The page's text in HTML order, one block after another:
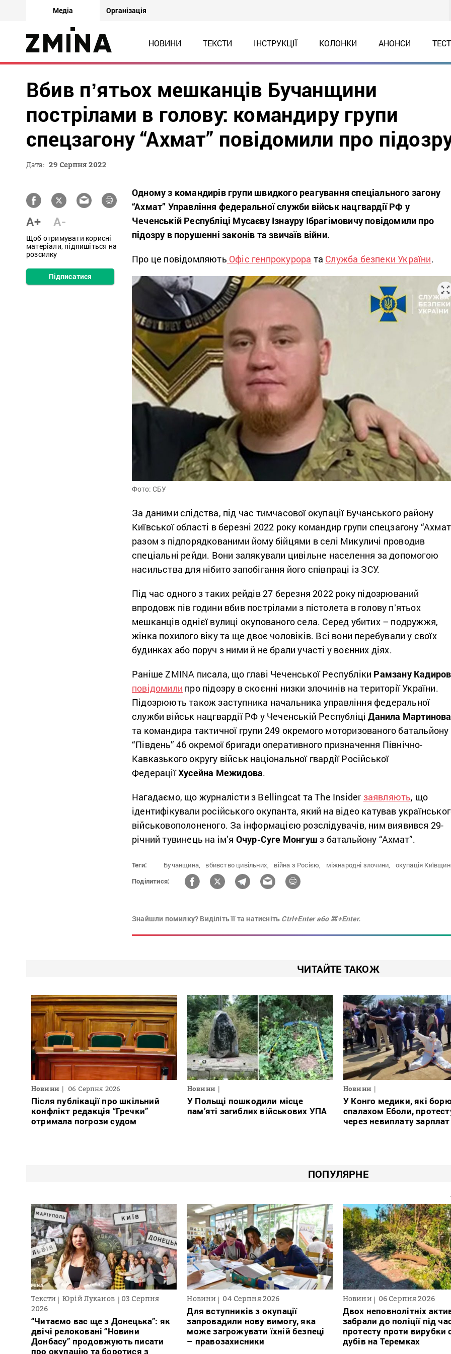
Медіа Організація
НОВИНИ ТЕКСТИ ІНСТРУКЦІЇ КОЛОНКИ АНОНСИ
Вбив пʼятьох мешканців Бучанщини
пострілами в голову: командиру групи
спецзагону “Ахмат” повідомили про
Дата: 29 Серпня 2022
A+ A-
Щоб отримувати корисні
матеріали, підпишіться на
розсилку
Підписатися
Одному з командирів групи швидкого реагування спеціального загону
“Ахмат” Управління федеральної служби військ нацгвардії РФ у
Чеченській Республіці Мусаєву Ізнауру Ібрагімовичу повідомили про
підозру в порушенні законів та звичаїв війни.
Про це повідомляють Офіс генпрокурора та Служба безпеки України.
Фото: СБУ
За даними слідства, під час тимчасової окупації Бучанського району
Київської області в березні 2022 року командир групи спецзагону
разом з підпорядкованими йому бійцями в селі Микуличі проводив
спеціальні рейди. Вони залякували цивільне населення за допомогою
насильства для нібито запобігання його співпраці із ЗСУ.
Під час одного з таких рейдів 27 березня 2022 року підозрюваний
впродовж пів години вбив пострілами з пістолета в голову пʼятьох
мешканців однієї вулиці окупованого села. Серед убитих – подружжя,
жінка похилого віку та ще двоє чоловіків. Всі вони перебували у своїх
будинках або поруч з ними й не брали участі у воєнних діях.
Раніше ZMINA писала, що главі Чеченської Республіки Рамзану
повідомили про підозру в скоєнні низки злочинів на території України.
Підозрюють також заступника начальника управління федеральної
служби військ нацгвардії РФ у Чеченській РеспубліціДанила Мартинова
та командира тактичної групи 249 окремого моторизованого батальйону
“Південь” 46 окремої бригади оперативного призначення Північно-
Кавказького округу військ національної гвардії Російської
ФедераціїХусейна Межидова.
Нагадаємо, що журналісти з Bellingcat та The Insider заявляють, що
ідентифікували російського окупанта, який на відео катував
військовополоненого. За інформацією розслідувачів, ним виявився 29-
річний тувинець на ім’я Очур-Суге Монгуш з батальйону “Ахмат”.
Теги: Бучанщина, вбивство цивільних, війна з Росією, міжнародні злочини,
окупація
Поділитися:
Знайшли помилку? Виділіть її та натисніть Ctrl+Enter або ⌘+Enter.
ЧИТАЙТЕ ТАКОЖ
Новини 06 Серпня 2026
Після публікації про шкільний
конфлікт редакція “Гречки”
отримала погрози судом
Новини
У Польщі пошкодили місце
пам’яті загиблих військових УПА
Новини
У Конго медики, які
спалахом Еболи,
через невиплату зарплат
ПОПУЛЯРНЕ
Тексти Юрій Луканов
03 Серпня
2026
“Читаємо вас ще з Донецька”: як
двічі релоковані “Новини
Донбасу” продовжують писати
про окупацію та боротися з
Новини 04 Серпня 2026
Для вступників з окупації
запровадили нову вимогу, яка
може загрожувати їхній безпеці
– правозахисники
Новини 06 Серпня 2026
Двох неповнолітніх
забрали до поліції під
протесту проти вирубки
дубів на Теремках